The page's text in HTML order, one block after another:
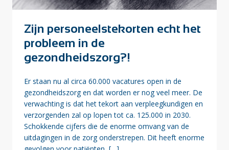
Zijn personeelstekorten echt het
probleem in de
gezondheidszorg?!
Er staan nu al circa 60.000 vacatures open in de
gezondheidszorg en dat worden er nog veel meer. De
verwachting is dat het tekort aan verpleegkundigen en
verzorgenden zal op lopen tot ca. 125.000 in 2030.
Schokkende cijfers die de enorme omvang van de
uitdagingen in de zorg onderstrepen. Dit heeft enorme